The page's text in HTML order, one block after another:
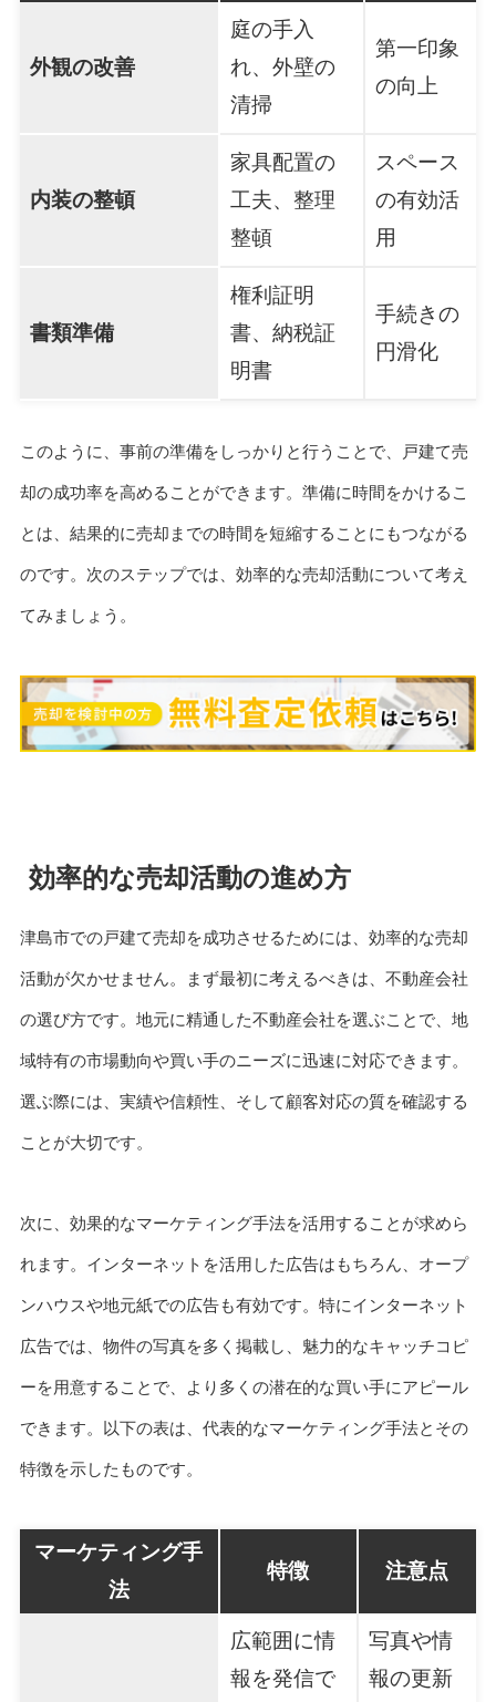
外観の改善
庭の手入
れ、外壁の
清掃
第一印象
の向上
内装の整頓
家具配置の
工夫、整理
整頓
スペース
の有効活
用
書類準備
権利証明
書、納税証
明書
手続きの
円滑化
このように、事前の準備をしっかりと行うことで、戸建て売
却の成功率を高めることができます。準備に時間をかけるこ
とは、結果的に売却までの時間を短縮することにもつながる
のです。次のステップでは、効率的な売却活動について考え
てみましょう。
効率的な売却活動の進め方
津島市での戸建て売却を成功させるためには、効率的な売却
活動が欠かせません。まず最初に考えるべきは、不動産会社
の選び方です。地元に精通した不動産会社を選ぶことで、地
域特有の市場動向や買い手のニーズに迅速に対応できます。
選ぶ際には、実績や信頼性、そして顧客対応の質を確認する
ことが大切です。
次に、効果的なマーケティング手法を活用することが求めら
れます。インターネットを活用した広告はもちろん、オープ
ンハウスや地元紙での広告も有効です。特にインターネット
広告では、物件の写真を多く掲載し、魅力的なキャッチコピ
ーを用意することで、より多くの潜在的な買い手にアピール
できます。以下の表は、代表的なマーケティング手法とその
特徴を示したものです。
マーケティング手
法
特徴 注意点
広範囲に情
報を発信で
写真や情
報の更新